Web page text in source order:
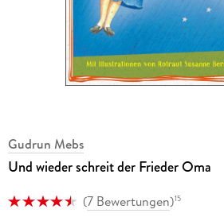
Gudrun Mebs
Und wieder schreit der Frieder Oma
(7 Bewertungen)15